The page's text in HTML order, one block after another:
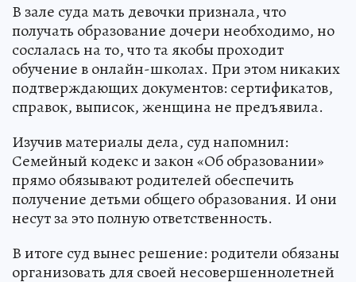
В зале суда мать девочки признала, что
получать образование дочери необходимо, но
сослалась на то, что та якобы проходит
обучение в онлайн-школах. При этом никаких
подтверждающих документов: сертификатов,
справок, выписок, женщина не предъявила.
Изучив материалы дела, суд напомнил:
Семейный кодекс и закон «Об образовании»
прямо обязывают родителей обеспечить
получение детьми общего образования. И они
несут за это полную ответственность.
В итоге суд вынес решение: родители обязаны
организовать для своей несовершеннолетней